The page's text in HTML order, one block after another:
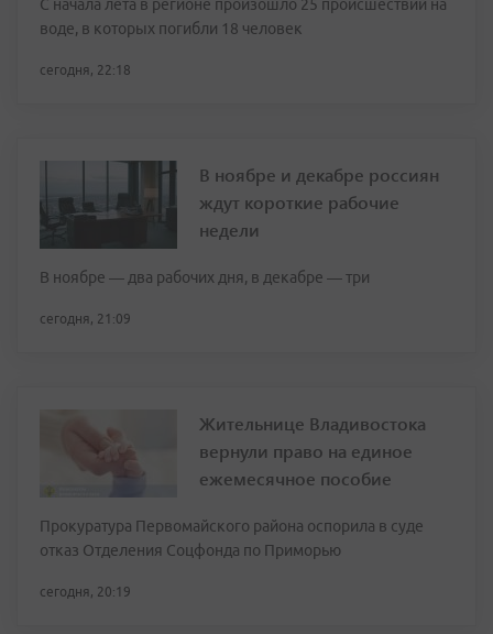
С начала лета в регионе произошло 25 происшествий на
воде, в которых погибли 18 человек
сегодня, 22:18
В ноябре и декабре россиян
ждут короткие рабочие
недели
В ноябре — два рабочих дня, в декабре — три
сегодня, 21:09
Жительнице Владивостока
вернули право на единое
ежемесячное пособие
Прокуратура Первомайского района оспорила в суде
отказ Отделения Соцфонда по Приморью
сегодня, 20:19